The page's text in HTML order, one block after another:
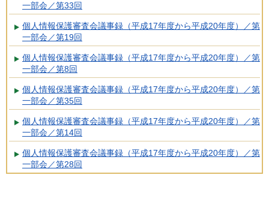
一部会／第33回
個人情報保護審査会議事録（平成17年度から平成20年度）／第
一部会／第19回
個人情報保護審査会議事録（平成17年度から平成20年度）／第
一部会／第8回
個人情報保護審査会議事録（平成17年度から平成20年度）／第
一部会／第35回
個人情報保護審査会議事録（平成17年度から平成20年度）／第
一部会／第14回
個人情報保護審査会議事録（平成17年度から平成20年度）／第
一部会／第28回